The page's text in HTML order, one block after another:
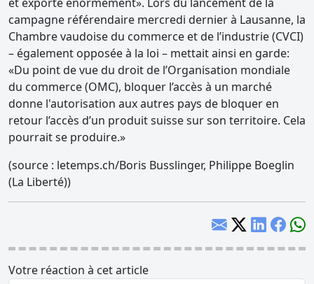
campagne référendaire mercredi dernier à Lausanne, la
Chambre vaudoise du commerce et de l’industrie (CVCI)
– également opposée à la loi – mettait ainsi en garde:
«Du point de vue du droit de l’Organisation mondiale
du commerce (OMC), bloquer l’accès à un marché
donne l'autorisation aux autres pays de bloquer en
retour l’accès d’un produit suisse sur son territoire. Cela
pourrait se produire.»
(source : letemps.ch/Boris Busslinger, Philippe Boeglin
(La Liberté))
Votre réaction à cet article